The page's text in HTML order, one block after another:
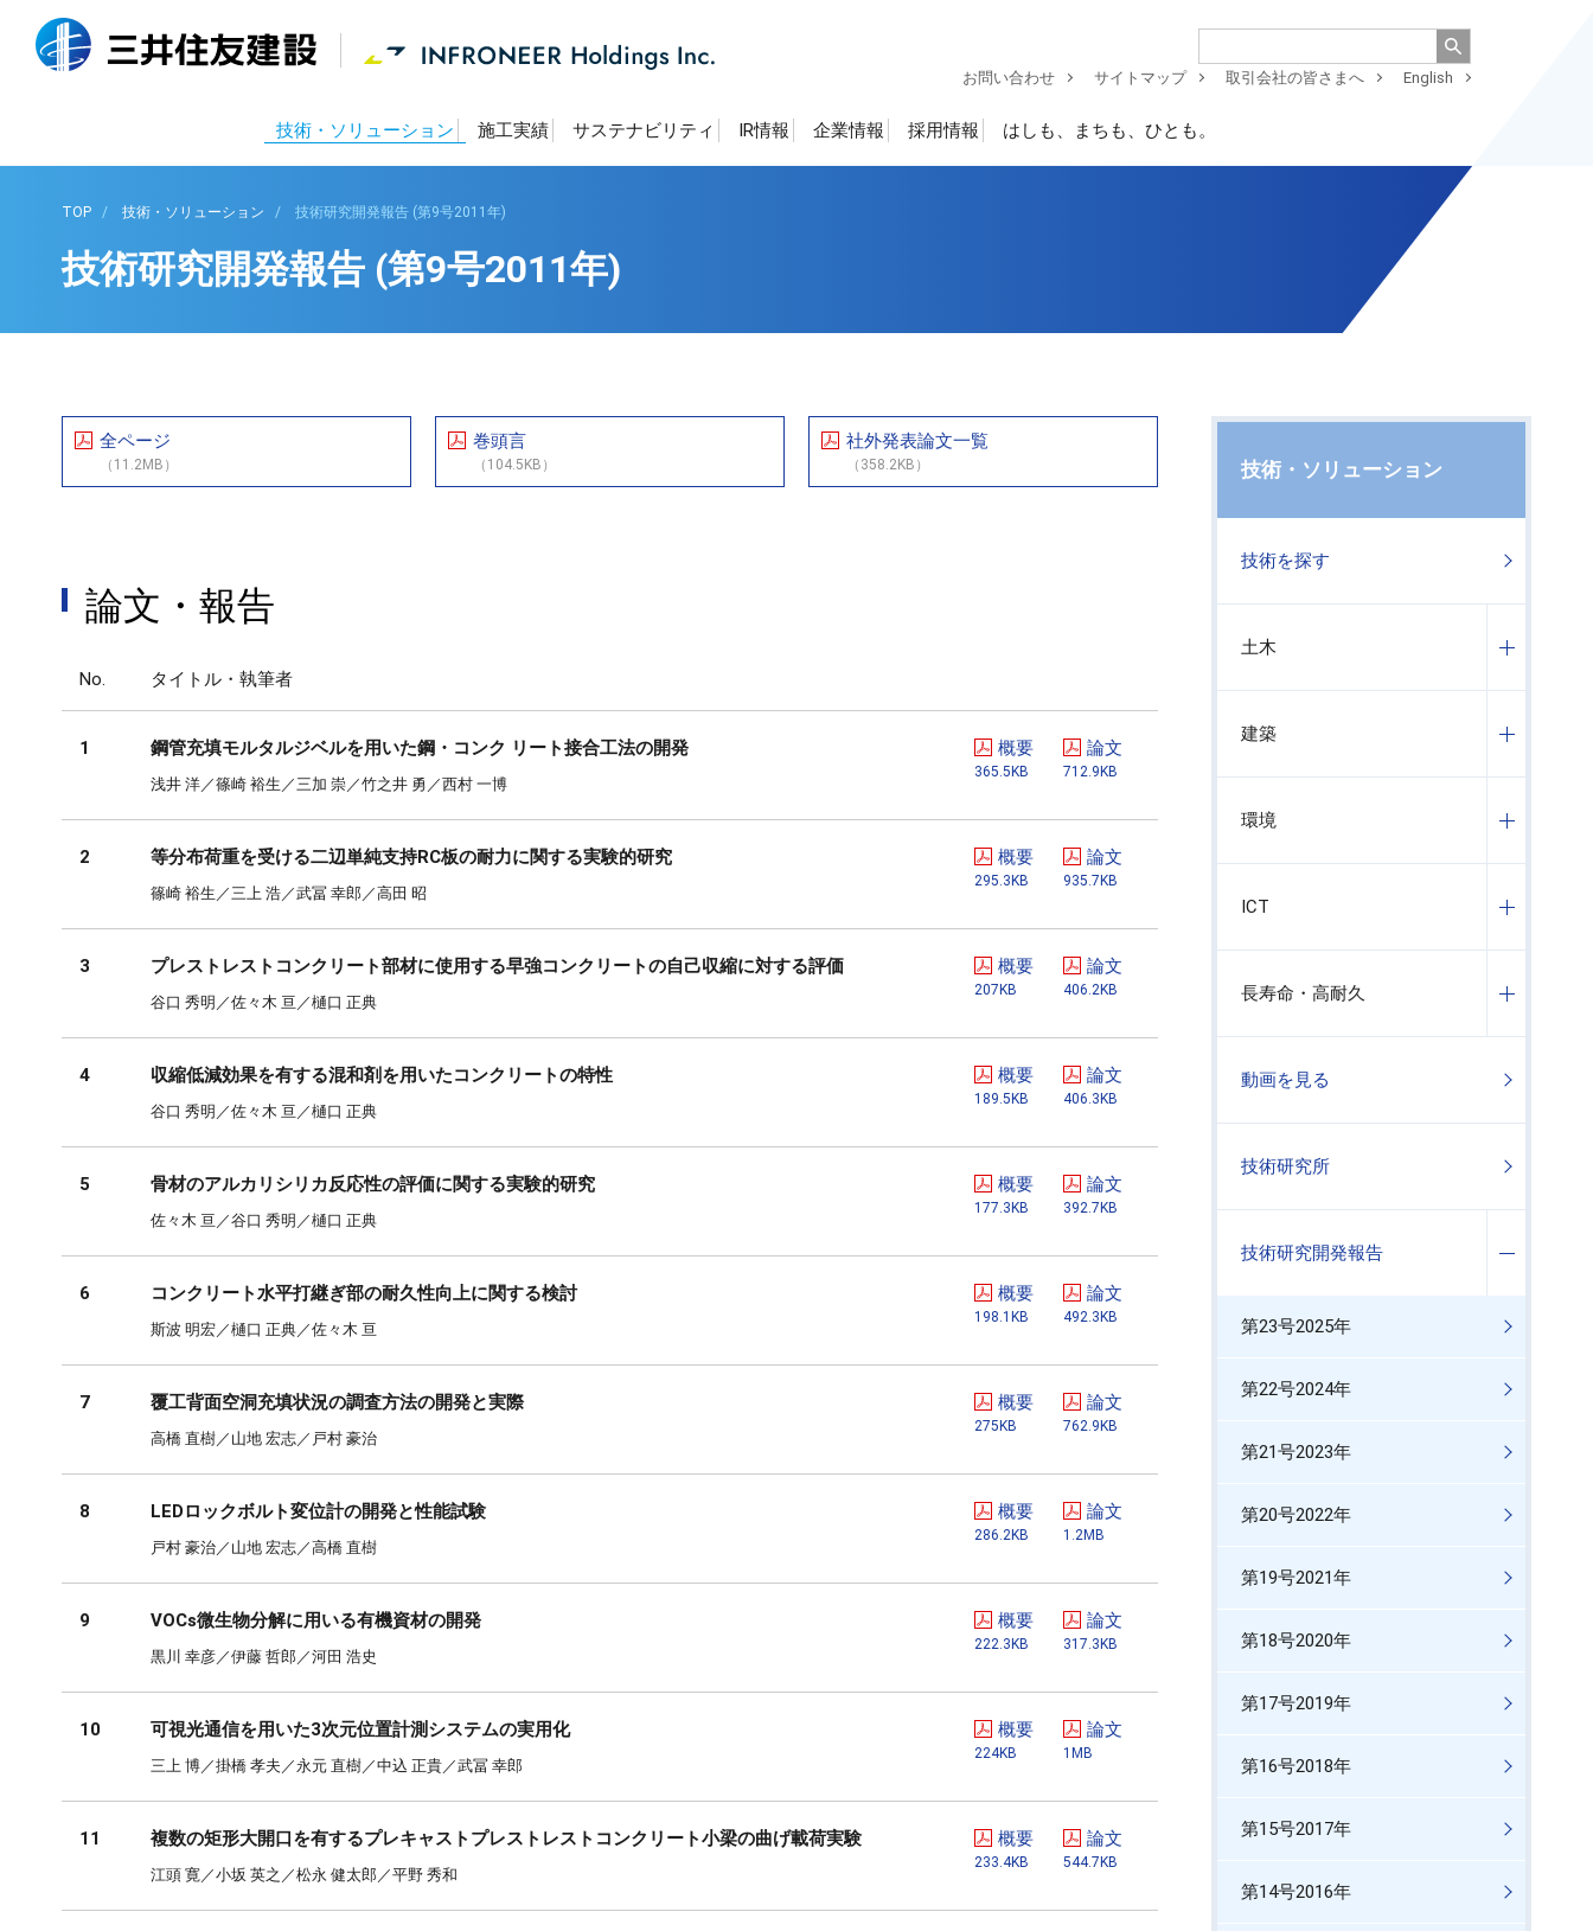
お問い合わせ サイトマップ 取引会社の皆さまへ English
技術・ソリューション 施工実績 サステナビリティ IR情報 企業情報 採用情報 はしも、まちも、ひとも。
TOP 技術・ソリューション 技術研究開発報告 (第9号2011年)
技術研究開発報告 (第9号2011年)
全ページ
（11.2MB）
巻頭言
（104.5KB）
社外発表論文一覧
（358.2KB）
論文・報告
No. タイトル・執筆者
1 鋼管充填モルタルジベルを用いた鋼・コンク リート接合工法の開発
浅井 洋／篠崎 裕生／三加 崇／竹之井 勇／西村 一博
概要
365.5KB
論文
712.9KB
2 等分布荷重を受ける二辺単純支持RC板の耐力に関する実験的研究
篠崎 裕生／三上 浩／武冨 幸郎／高田 昭
概要
295.3KB
論文
935.7KB
3 プレストレストコンクリート部材に使用する早強コンクリートの自己収縮に対する評価
谷口 秀明／佐々木 亘／樋口 正典
概要
207KB
論文
406.2KB
4 収縮低減効果を有する混和剤を用いたコンクリートの特性
谷口 秀明／佐々木 亘／樋口 正典
概要
189.5KB
論文
406.3KB
5 骨材のアルカリシリカ反応性の評価に関する実験的研究
佐々木 亘／谷口 秀明／樋口 正典
概要
177.3KB
論文
392.7KB
6 コンクリート水平打継ぎ部の耐久性向上に関する検討
斯波 明宏／樋口 正典／佐々木 亘
概要
198.1KB
論文
492.3KB
7 覆工背面空洞充填状況の調査方法の開発と実際
高橋 直樹／山地 宏志／戸村 豪治
概要
275KB
論文
762.9KB
8 LEDロックボルト変位計の開発と性能試験
戸村 豪治／山地 宏志／高橋 直樹
概要
286.2KB
論文
1.2MB
9 VOCs微生物分解に用いる有機資材の開発
黒川 幸彦／伊藤 哲郎／河田 浩史
概要
222.3KB
論文
317.3KB
10 可視光通信を用いた3次元位置計測システムの実用化
三上 博／掛橋 孝夫／永元 直樹／中込 正貴／武冨 幸郎
概要
224KB
論文
1MB
11 複数の矩形大開口を有するプレキャストプレストレストコンクリート小梁の曲げ載荷実験
江頭 寛／小坂 英之／松永 健太郎／平野 秀和
概要
233.4KB
論文
544.7KB
技術・ソリューション
技術を探す
土木
建築
環境
ICT
長寿命・高耐久
動画を見る
技術研究所
技術研究開発報告
第23号2025年
第22号2024年
第21号2023年
第20号2022年
第19号2021年
第18号2020年
第17号2019年
第16号2018年
第15号2017年
第14号2016年